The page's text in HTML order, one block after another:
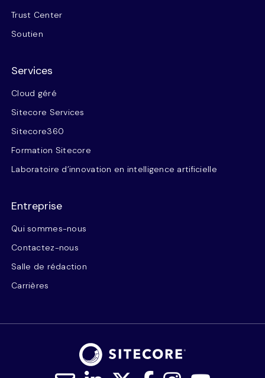
Trust Center
Soutien
Services
Cloud géré
Sitecore Services
Sitecore360
Formation Sitecore
Laboratoire d’innovation en intelligence artificielle
Entreprise
Qui sommes-nous
Contactez-nous
Salle de rédaction
Carrières